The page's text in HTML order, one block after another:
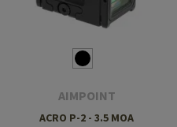
AIMPOINT
ACRO P-2 - 3.5 MOA